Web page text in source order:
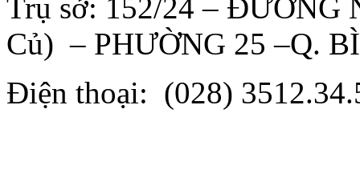
Trụ sở: 152/24 – ĐƯỜNG
Củ) – PHƯỜNG 25 –Q.
Điện thoại: (028)